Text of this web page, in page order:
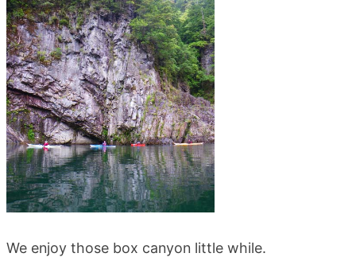
We enjoy those box canyon little while.